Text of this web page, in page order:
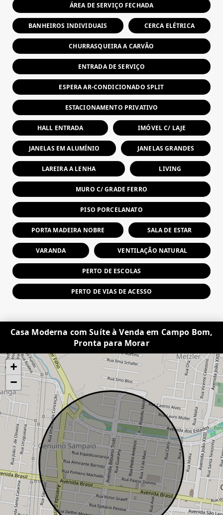
ÁREA DE SERVIÇO FECHADA
BANHEIROS INDIVIDUAIS CERCA ELÉTRICA
CHURRASQUEIRA A CARVÃO
ENTRADA DE SERVIÇO
ESPERA AR-CONDICIONADO SPLIT
ESTACIONAMENTO PRIVATIVO
HALL ENTRADA IMÓVEL C/ LAJE
JANELAS EM ALUMÍNIO JANELAS GRANDES
LAREIRA A LENHA LIVING
MURO C/ GRADE FERRO
PISO PORCELANATO
PORTA MADEIRA NOBRE SALA DE ESTAR
VARANDA VENTILAÇÃO NATURAL
PERTO DE ESCOLAS
PERTO DE VIAS DE ACESSO
Casa Moderna com Suíte à Venda em Campo Bom,
Pronta para Morar
+
−